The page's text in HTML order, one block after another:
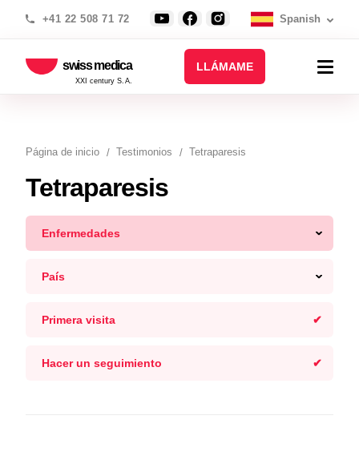
+41 22 508 71 72 Spanish
swiss medica
XXI century S.A.
LLÁMAME
Página de inicio Testimonios Tetraparesis
Tetraparesis
Enfermedades
País
Primera visita
Hacer un seguimiento